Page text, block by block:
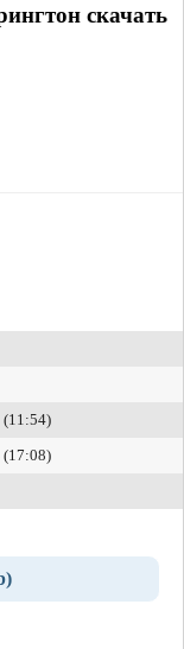
скачать
(11:54)
(17:08)